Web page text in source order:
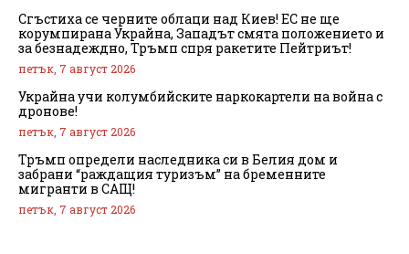
Сгъстиха се черните облаци над Киев! ЕС не ще
корумпирана Украйна, Западът смята положението и
за безнадеждно, Тръмп спря ракетите Пейтриът!
петък, 7 август 2026
Украйна учи колумбийските наркокартели на война с
дронове!
петък, 7 август 2026
Тръмп определи наследника си в Белия дом и
забрани “раждащия туризъм” на бременните
мигранти в САЩ!
петък, 7 август 2026